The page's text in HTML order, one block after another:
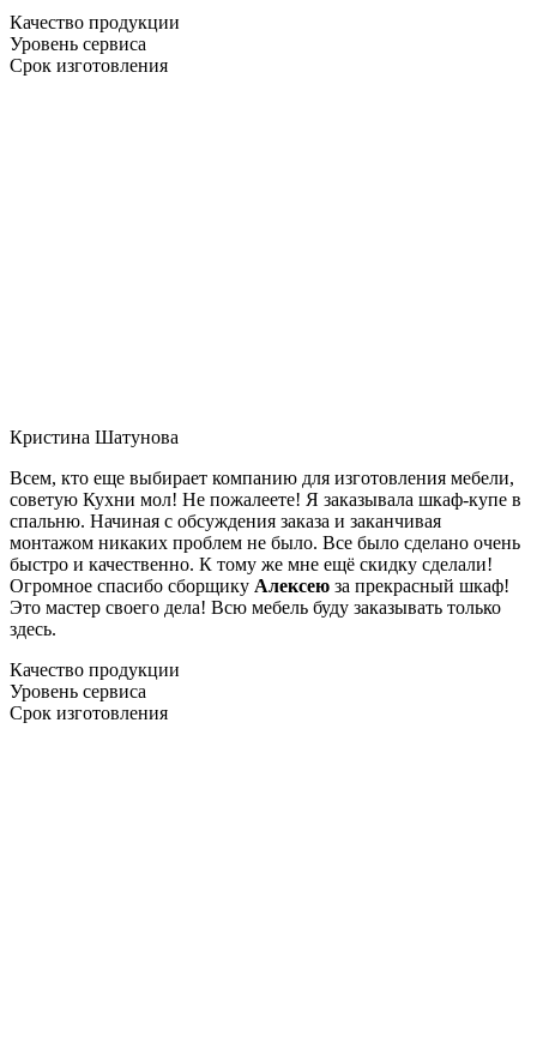
Качество продукции
Уровень сервиса
Срок изготовления
Кристина Шатунова
Всем, кто еще выбирает компанию для изготовления мебели,
советую Кухни мол! Не пожалеете! Я заказывала шкаф-купе в
спальню. Начиная с обсуждения заказа и заканчивая
монтажом никаких проблем не было. Все было сделано очень
быстро и качественно. К тому же мне ещё скидку сделали!
Огромное спасибо сборщику Алексею за прекрасный шкаф!
Это мастер своего дела! Всю мебель буду заказывать только
здесь.
Качество продукции
Уровень сервиса
Срок изготовления